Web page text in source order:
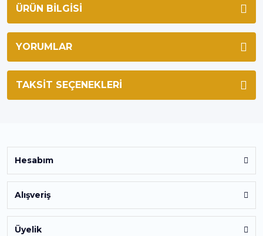
ÜRÜN BILGISI
YORUMLAR
TAKSIT SEÇENEKLERI
Hesabım
Alışveriş
Üyelik